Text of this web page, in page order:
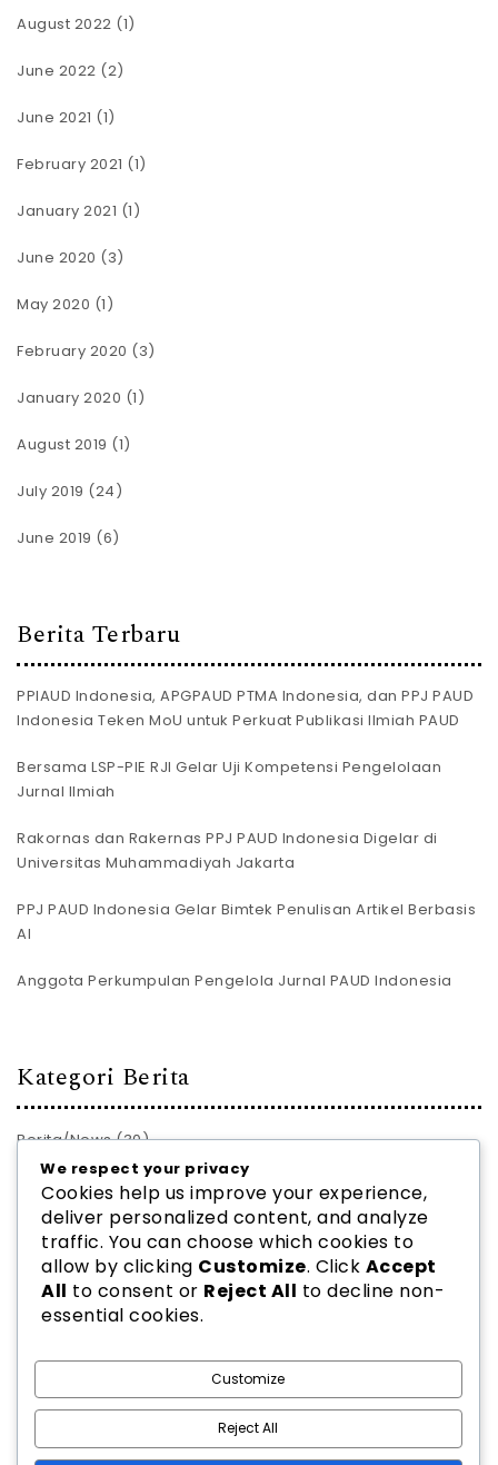
August 2022 (1)
June 2022 (2)
June 2021 (1)
February 2021 (1)
January 2021 (1)
June 2020 (3)
May 2020 (1)
February 2020 (3)
January 2020 (1)
August 2019 (1)
July 2019 (24)
June 2019 (6)
Berita Terbaru
PPIAUD Indonesia, APGPAUD PTMA Indonesia, dan PPJ PAUD
Indonesia Teken MoU untuk Perkuat Publikasi Ilmiah PAUD
Bersama LSP-PIE RJI Gelar Uji Kompetensi Pengelolaan
Jurnal Ilmiah
Rakornas dan Rakernas PPJ PAUD Indonesia Digelar di
Universitas Muhammadiyah Jakarta
PPJ PAUD Indonesia Gelar Bimtek Penulisan Artikel Berbasis
AI
Anggota Perkumpulan Pengelola Jurnal PAUD Indonesia
Kategori Berita
Berita/News(30)
PROFIL JURNAL(28)
2026PPJ PAUD INDONESIA| Theme bySpiracle Themes
We respect your privacy
Cookies help us improve your experience,
deliver personalized content, and analyze
traffic. You can choose which cookies to
allow by clicking Customize. Click Accept
All to consent or Reject All to decline non-
essential cookies.
Customize
Reject All